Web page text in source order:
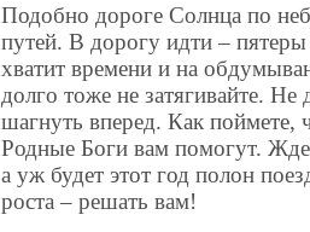
Подобно дороге Солнца по
путей. В дорогу идти –
хватит времени и на
долго тоже не затягивайте.
шагнуть вперед. Как поймете,
Родные Боги вам помогут.
а уж будет этот год полон
роста – решать вам!